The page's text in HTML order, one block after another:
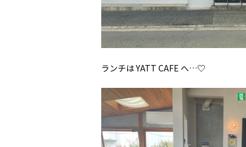
ランチは YATT CAFE へ…♡